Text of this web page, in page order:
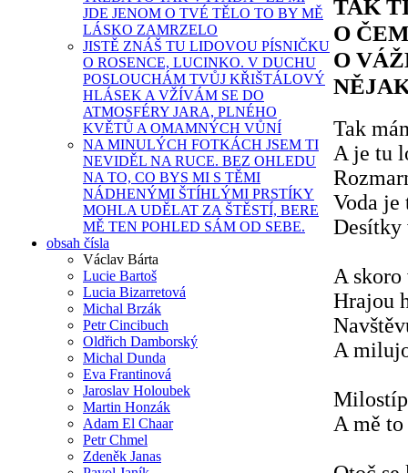
JDE JENOM O TVÉ TĚLO TO BY MĚ
LÁSKO ZAMRZELO
JISTĚ ZNÁŠ TU LIDOVOU PÍSNIČKU
O ROSENCE, LUCINKO. V DUCHU
POSLOUCHÁM TVŮJ KŘIŠTÁLOVÝ
HLÁSEK A VŽÍVÁM SE DO
ATMOSFÉRY JARA, PLNÉHO
KVĚTŮ A OMAMNÝCH VŮNÍ
NA MINULÝCH FOTKÁCH JSEM TI
NEVIDĚL NA RUCE. BEZ OHLEDU
NA TO, CO BYS MI S TĚMI
NÁDHENÝMI ŠTÍHLÝMI PRSTÍKY
MOHLA UDĚLAT ZA ŠTĚSTÍ, BERE
MĚ TEN POHLED SÁM OD SEBE.
obsah čísla
Václav Bárta
Lucie Bartoš
Lucia Bizarretová
Michal Brzák
Petr Cincibuch
Oldřich Damborský
Michal Dunda
Eva Frantinová
Jaroslav Holoubek
Martin Honzák
Adam El Chaar
Petr Chmel
Zdeněk Janas
TAK
O
O
Tak
A je tu
Voda je
Desítky
A
Hrajou
A
A mě